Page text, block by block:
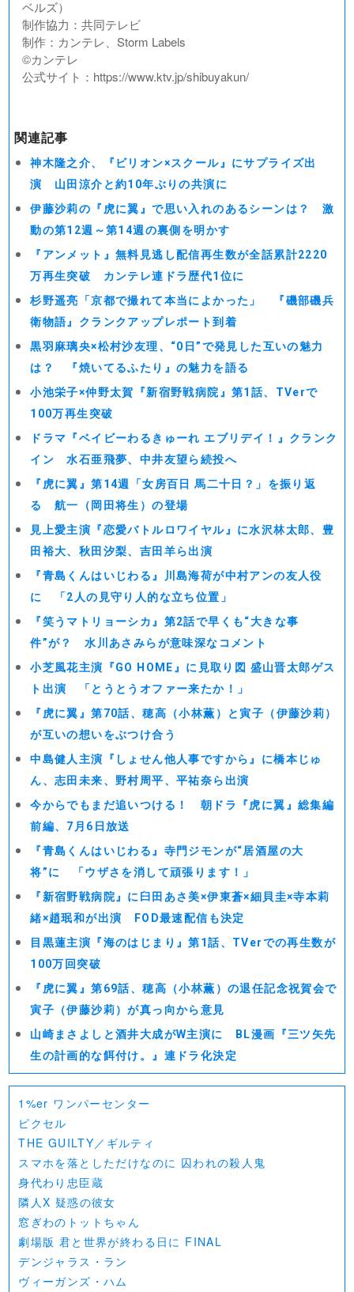
ベルズ）
制作協力：共同テレビ
制作：カンテレ、Storm Labels
©︎カンテレ
公式サイト：https://www.ktv.jp/shibuyakun/
関連記事
神木隆之介、『ビリオン×スクール』にサプライズ出
演 山田涼介と約10年ぶりの共演に
伊藤沙莉の『虎に翼』で思い入れのあるシーンは？ 激
動の第12週～第14週の裏側を明かす
『アンメット』無料見逃し配信再生数が全話累計2220
万再生突破 カンテレ連ドラ歴代1位に
杉野遥亮「京都で撮れて本当によかった」 『磯部磯兵
衛物語』クランクアップレポート到着
黒羽麻璃央×松村沙友理、“0日”で発見した互いの魅力
は？ 『焼いてるふたり』の魅力を語る
小池栄子×仲野太賀『新宿野戦病院』第1話、TVerで
100万再生突破
ドラマ『ベイビーわるきゅーれ エブリデイ！』クランク
イン 水石亜飛夢、中井友望ら続投へ
『虎に翼』第14週「女房百日 馬二十日？」を振り返
る 航一（岡田将生）の登場
見上愛主演『恋愛バトルロワイヤル』に水沢林太郎、豊
田裕大、秋田汐梨、吉田羊ら出演
『青島くんはいじわる』川島海荷が中村アンの友人役
に 「2人の見守り人的な立ち位置」
『笑うマトリョーシカ』第2話で早くも“大きな事
件”が？ 水川あさみらが意味深なコメント
小芝風花主演『GO HOME』に見取り図 盛山晋太郎ゲス
ト出演 「とうとうオファー来たか！」
『虎に翼』第70話、穂高（小林薫）と寅子（伊藤沙莉）
が互いの想いをぶつけ合う
中島健人主演『しょせん他人事ですから』に橋本じゅ
ん、志田未来、野村周平、平祐奈ら出演
今からでもまだ追いつける！ 朝ドラ『虎に翼』総集編
前編、7月6日放送
『青島くんはいじわる』寺門ジモンが“居酒屋の大
将”に 「ウザさを消して頑張ります！」
『新宿野戦病院』に臼田あさ美×伊東蒼×細貝圭×寺本莉
緒×趙珉和が出演 FOD最速配信も決定
目黒蓮主演『海のはじまり』第1話、TVerでの再生数が
100万回突破
『虎に翼』第69話、穂高（小林薫）の退任記念祝賀会で
寅子（伊藤沙莉）が真っ向から意見
山崎まさよしと酒井大成がW主演に BL漫画『三ツ矢先
生の計画的な餌付け。』連ドラ化決定
1%er ワンパーセンター
ピクセル
THE GUILTY／ギルティ
スマホを落としただけなのに 囚われの殺人鬼
身代わり忠臣蔵
隣人X 疑惑の彼女
窓ぎわのトットちゃん
劇場版 君と世界が終わる日に FINAL
デンジャラス・ラン
ヴィーガンズ・ハム